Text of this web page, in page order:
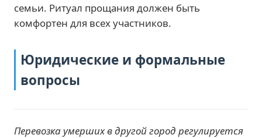
семьи. Ритуал прощания должен быть
комфортен для всех участников.
Юридические и формальные
вопросы
Перевозка умерших в другой город регулируется